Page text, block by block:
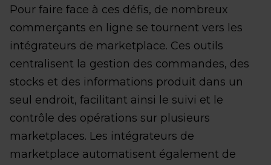
Pour faire face à ces défis, de nombreux
commerçants en ligne se tournent vers les
intégrateurs de marketplace. Ces outils
centralisent la gestion des commandes, des
stocks et des informations produit dans un
seul endroit, facilitant ainsi le suivi et le
contrôle des opérations sur plusieurs
marketplaces. Les intégrateurs de
marketplace automatisent également de